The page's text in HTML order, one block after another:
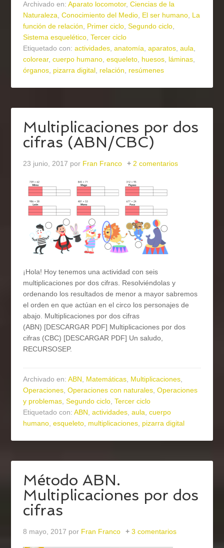
Archivado en:Aparato locomotor,Ciencias de la
Naturaleza,Conocimiento del Medio, El ser humano, La
función de relación, Primer ciclo,Segundo ciclo,
Sistema esquelético,Tercer ciclo
Etiquetado con:actividades,anatomía,aparatos,aula,
colorear,cuerpo humano,esqueleto, huesos, láminas,
órganos, pizarra digital, relación, resúmenes
Multiplicaciones por dos
cifras (ABN/CBC)
23 junio, 2017 por Fran Franco 2 comentarios
¡Hola! Hoy tenemos una actividad con seis
multiplicaciones por dos cifras. Resolviéndolas y
ordenando los resultados de menor a mayor sabremos
el orden en que actúan en el circo los personajes de
abajo. Multiplicaciones por dos cifras
(ABN) [DESCARGAR PDF] Multiplicaciones por dos
cifras (CBC) [DESCARGAR PDF] Un saludo,
RECURSOSEP.
Archivado en:ABN, Matemáticas, Multiplicaciones,
Operaciones,Operaciones con naturales,Operaciones
y problemas,Segundo ciclo,Tercer ciclo
Etiquetado con:ABN,actividades,aula,cuerpo
humano,esqueleto, multiplicaciones, pizarra digital
Método ABN.
Multiplicaciones por dos
cifras
8 mayo, 2017 por Fran Franco 3 comentarios